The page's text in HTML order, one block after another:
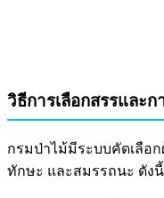
วิธีการเลือกสรรและก
กรมป่าไม้มีระบบคัดเลือ
ทักษะ และสมรรถนะ ดังนี้